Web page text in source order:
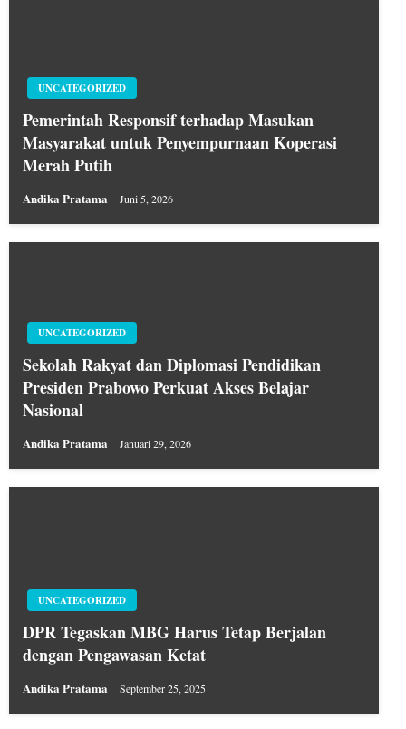
UNCATEGORIZED
Pemerintah Responsif terhadap Masukan
Masyarakat untuk Penyempurnaan Koperasi
Merah Putih
Andika Pratama Juni 5, 2026
UNCATEGORIZED
Sekolah Rakyat dan Diplomasi Pendidikan
Presiden Prabowo Perkuat Akses Belajar
Nasional
Andika Pratama Januari 29, 2026
UNCATEGORIZED
DPR Tegaskan MBG Harus Tetap Berjalan
dengan Pengawasan Ketat
Andika Pratama September 25, 2025